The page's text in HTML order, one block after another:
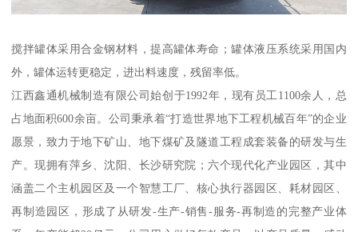
搅拌罐体采用合金钢材料，提高罐体寿命；罐体液压系统采用国内
外，罐体运转更稳定，进出料速度，残留率低。
江西鑫通机械制造有限公司始创于1992年，现有员工1100余人，总
占地面积600余亩。公司秉承着“打造世界地下工程机械百年”的企业
愿景，致力于地下矿山、地下煤矿及隧道工程成套装备的研发与生
产。现拥有萍乡、沈阳、长沙研究院；六个现代化产业园区，其中
涵盖二个主机园区及一个智慧工厂、核心执行器园区、耗材园区、
再制造园区，形成了从研发-生产-销售-服务-再制造的完整产业体